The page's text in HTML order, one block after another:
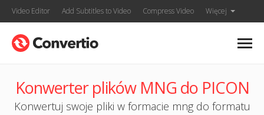
Video Editor Add Subtitles to Video Compress Video Więcej
Konwerter plików MNG do PICON
Konwertuj swoje pliki w formacie mng do formatu